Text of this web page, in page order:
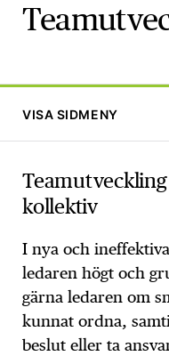
VISA SIDMENY
kollektiv
I nya och
ledaren högt och
gärna ledaren om
kunnat ordna,
beslut eller ta